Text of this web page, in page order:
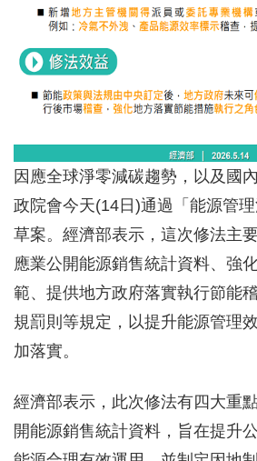
因應全球淨零減碳趨勢，以及國
政院會今天(14日)通過「能源管
草案。經濟部表示，這次修法主
應業公開能源銷售統計資料、強
範、提供地方政府落實執行節能
規罰則等規定，以提升能源管理
加落實。
經濟部表示，此次修法有四大重
開能源銷售統計資料，旨在提升